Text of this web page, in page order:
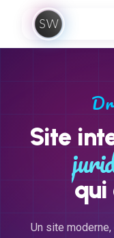
Aller au contenu
Site
qui
Un site